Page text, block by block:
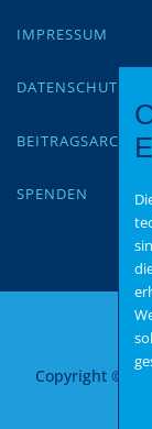
IMPRESSUM
DATENSCHUTZ
BEITRAGSARCHIV
SPENDEN
Copyright ©